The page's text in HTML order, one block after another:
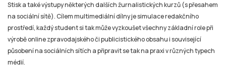
Stisk a také výstupy některých dalších žurnalistických kurzů (s přesahem
na sociální sítě). Cílem multimediální dílny je simulace redakčního
prostředí, každý student si tak může vyzkoušet všechny základní role při
výrobě online zpravodajského či publicistického obsahu i související
působení na sociálních sítích a připravit se tak na praxi v různých typech
médií.